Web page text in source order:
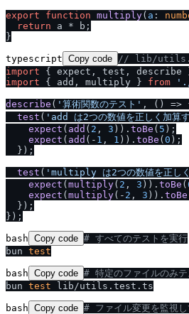
export
function multiply( a :
return a * b;
typescript Copy code / / lib /
import { expect, test, describe
import { add, multiply } from '.
describe ( '算術関数のテスト' , () =>
test ( 'add は2つの数値を正しく加算
expect ( add ( 2 , 3 )). toBe ( 5 );
expect ( add (- 1 , 1 )). toBe (0 );
  });
test ( 'multiply は2つの数値を正し
expect (multiply( 2 , 3 )). toBe (
expect (multiply(- 2 , 3 )). toBe
  });
bash Copy code # すべてのテストを実行
bun test
bash Copy code # 特定のファイルのみテ
bun test
bash Copy code # ファイル変更を監視